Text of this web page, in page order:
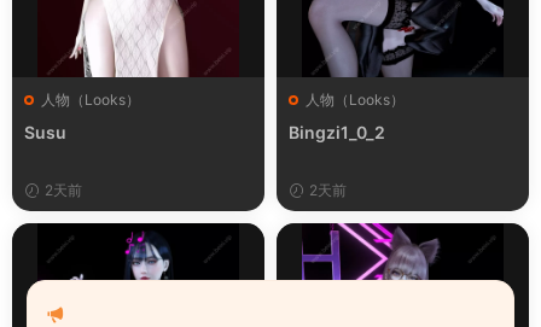
人物（Looks）
Susu
2天前
人物（Looks）
Bingzi1_0_2
2天前